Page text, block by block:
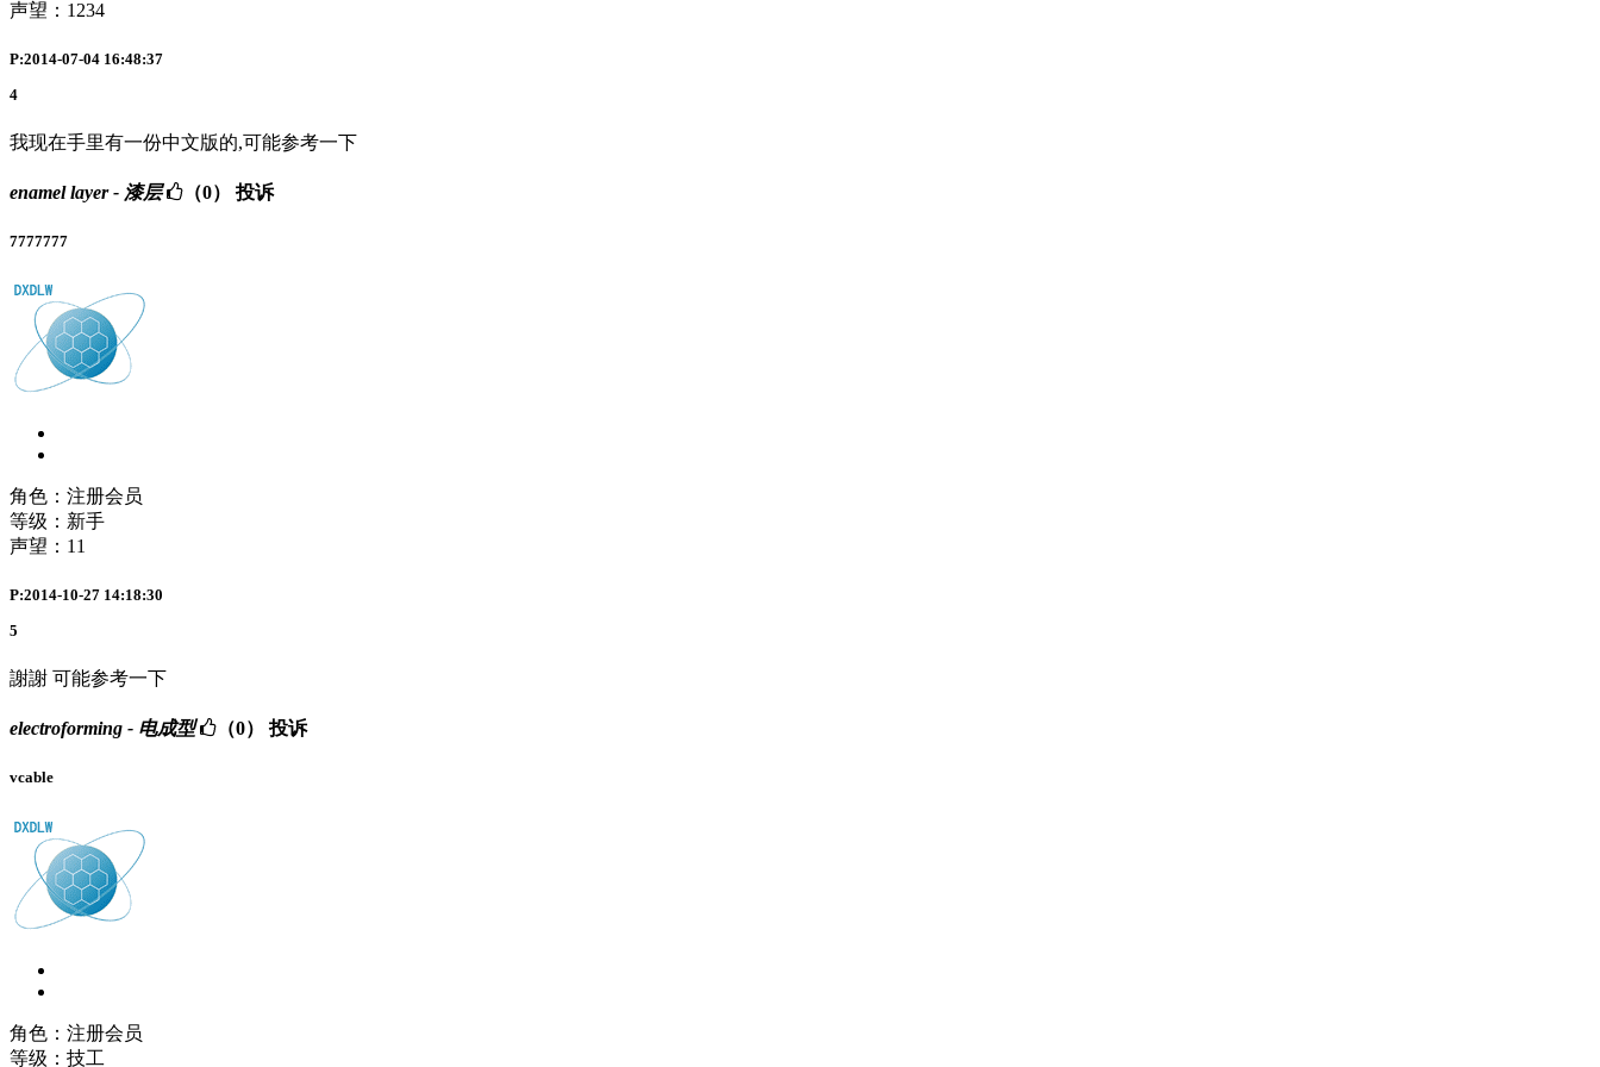
声望： 1234
P:2014-07-04 16:48:37
4
我现在手里有一份中文版的,可能参考一下
enamel layer - 漆层 （0） 投诉
7777777
角色：注册会员
等级：新手
声望： 11
P:2014-10-27 14:18:30
5
謝謝 可能参考一下
electroforming - 电成型 （0） 投诉
vcable
角色：注册会员
等级：技工